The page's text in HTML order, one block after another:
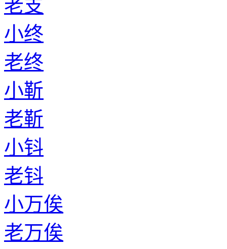
老支
小终
老终
小靳
老靳
小钭
老钭
小万俟
老万俟